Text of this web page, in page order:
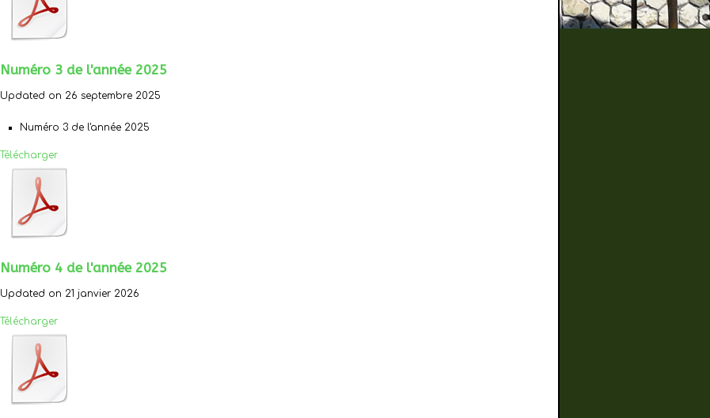
Numéro 3 de l'année 2025
Updated on 26 septembre 2025
Numéro 3 de l'année 2025
Télécharger
Numéro 4 de l'année 2025
Updated on 21 janvier 2026
Télécharger